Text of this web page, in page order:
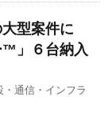
型案件に
™」６台納入
・通信・インフラ